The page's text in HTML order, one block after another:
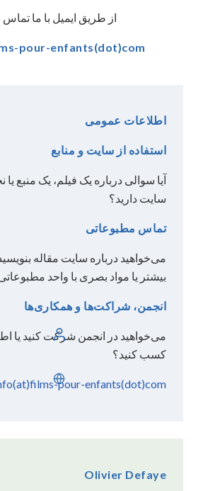
ورود
فارسی
از طریق ایمیل با ما تماس
pour-enfants(dot)com
اطلاعات عمومی
استفاده از سایت و منابع
آیا سوالی درباره یک فیلم، یک منبع یا
سایت دارید؟
تماس مطبوعاتی
می‌خواهید درباره سایت مقاله
بیشتر یا مواد بصری با واحد
انجمن، شراکت‌ها و همکاری‌ها
می‌خواهید در انجمن شرکت کنید یا
کسب کنید؟
pour-enfants(dot)com
Olivier Defaye